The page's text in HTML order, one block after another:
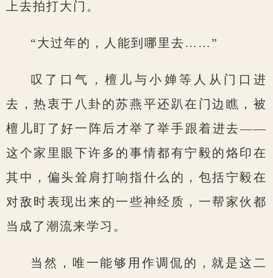
上去拍打大门。
“大过年的，人能到哪里去……”
叹了口气，檀儿与小婵等人从门口进
去，热衷于八卦的苏燕平还趴在门边瞧，被
檀儿盯了好一阵后才举了举手跟着进去——
这个家里眼下许多的事情都有宁毅的烙印在
其中，偏头耸肩打响指什么的，包括宁毅在
对敌时表现出来的一些神经质，一帮家伙都
当成了潮流来学习。
当然，唯一能够用作调侃的，就是这二